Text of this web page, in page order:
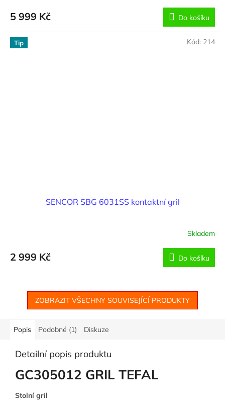
5 999 Kč Do košíku
Tip
SENCOR SBG 6031SS kontaktní gril
Skladem
2 999 Kč Do košíku
Kód: 214
ZOBRAZIT VŠECHNY SOUVISEJÍCÍ PRODUKTY
Popis Podobné (1) Diskuze
Detailní popis produktu
GC305012 GRIL TEFAL
Stolní gril